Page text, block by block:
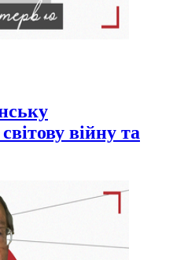
війну та